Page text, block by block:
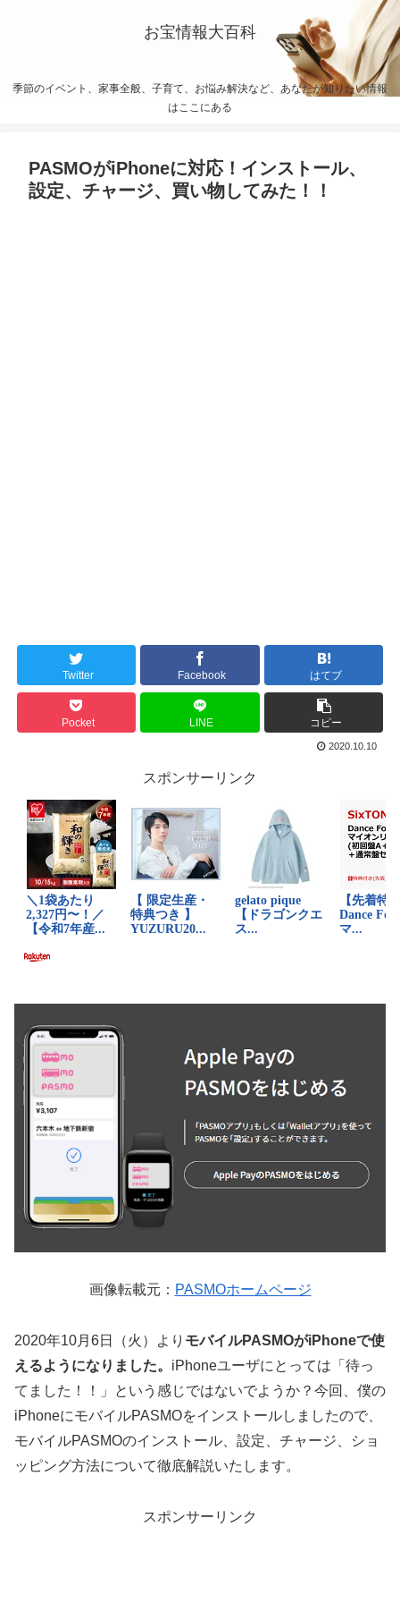
お宝情報大百科
季節のイベント、家事全般、子育て、お悩み解決など、あなたが知りたい情報
はここにある
PASMOがiPhoneに対応！インストール、
設定、チャージ、買い物してみた！！
Twitter Facebook はてブ
Pocket LINE コピー
2020.10.10
スポンサーリンク
画像転載元： PASMOホームページ
2020年10月6日（火）より モバイルPASMOがiPhoneで使
えるようになりました。 iPhoneユーザにとっては「待っ
てました！！」という感じではないでようか？今回、僕の
iPhoneにモバイルPASMOをインストールしましたので、
モバイルPASMOのインストール、設定、チャージ、ショ
ッピング方法について徹底解説いたします。
スポンサーリンク